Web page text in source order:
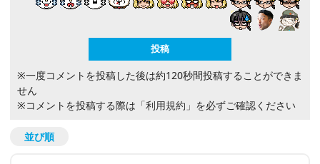
※一度コメントを投稿した後は約120秒間投稿することができま
せん
※コメントを投稿する際は 「利用規約」 を必ずご確認ください
並び順